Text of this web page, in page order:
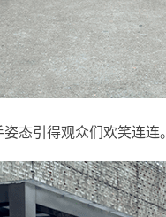
态引得观众们欢笑连连。